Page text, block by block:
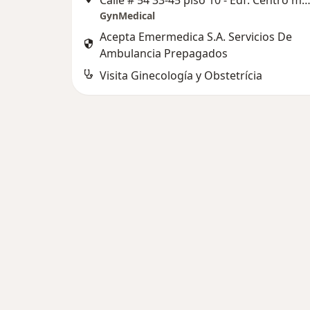
GynMedical
Acepta Emermedica S.A. Servicios De
Ambulancia Prepagados
Visita Ginecología y Obstetrícia